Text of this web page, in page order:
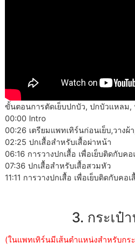
ขั้นตอนการตัดเย็บปกบัว, ปกบัวแหลม,
00:00 Intro
00:26 เตรียมแพทเทิร์นก่อนเย็บ,วางผ้
02:25 ปกเสื้อสำหรับเสื้อผ่าหน้า
06:16 การวางปกเสื้อ เพื่อเย็บติดกับค
07:36 ปกเสื้อสำหรับเสื้อสวมหัว
11:11 การวางปกเสื้อ เพื่อเย็บติดกับคอ
3. กระเป๋
(ในแพทเทิร์นมีเส้นตำแหน่งสำหรับกร